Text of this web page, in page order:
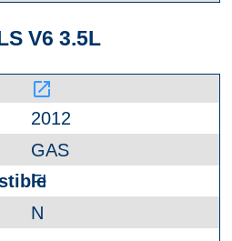
V6 3.5L
launch
2012
GAS
FI
N